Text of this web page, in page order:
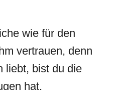
wie für den
vertrauen, denn
liebt, bist du die
hat.